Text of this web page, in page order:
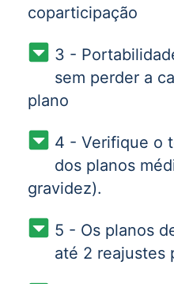
coparticipação
3 -
sem perder a
plano
4 - Verifique o
dos planos
gravidez).
5 - Os planos
até 2 reajustes